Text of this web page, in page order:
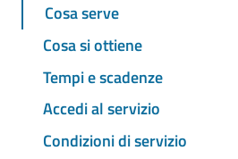
Cosa serve
Cosa si ottiene
Tempi e scadenze
Accedi al servizio
Condizioni di servizio